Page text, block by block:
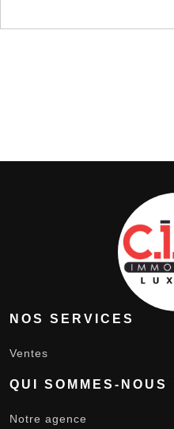
NOS SERVICES
Ventes
QUI SOMMES-NOUS
Notre agence